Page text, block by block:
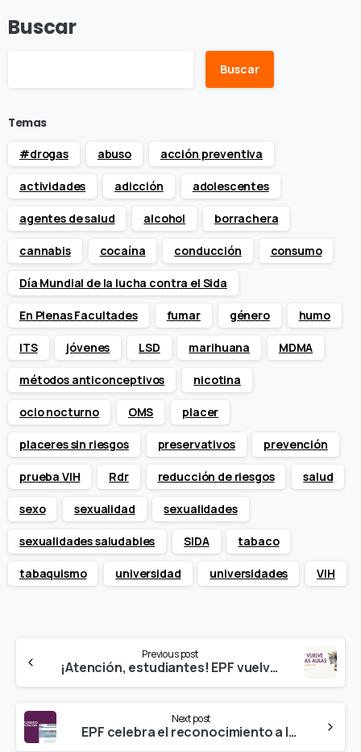
Buscar
Buscar
Temas
#drogas
abuso acción preventiva
actividades adicción adolescentes
agentes de salud alcohol borrachera
cannabis cocaína conducción consumo
Día Mundial de la lucha contra el Sida
En Plenas Facultades fumar género humo
ITS jóvenes LSD marihuana MDMA
métodos anticonceptivos nicotina
ocio nocturno OMS placer
placeres sin riesgos preservativos prevención
prueba VIH Rdr reducción de riesgos salud
sexo sexualidad sexualidades
sexualidades saludables SIDA tabaco
tabaquismo universidad universidades VIH
Reading
Previous post
¡Atención, estudiantes! EPF vuelve a las aulas en este segundo semestre!
Next post
EPF celebra el reconocimiento a la Fundación Salud y Comunidad con la Cruz Blanca del PNSD